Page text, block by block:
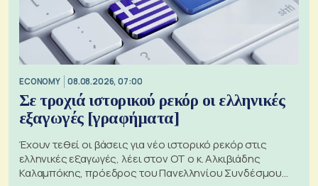
ECONOMY 08.08.2026, 07:00
Σε τροχιά ιστορικού ρεκόρ οι ελληνικές
εξαγωγές [γραφήματα]
Έχουν τεθεί οι βάσεις για νέο ιστορικό ρεκόρ στις
ελληνικές εξαγωγές, λέει στον ΟΤ ο κ. Αλκιβιάδης
Καλαμπόκης, πρόεδρος του Πανελληνίου Συνδέσμου